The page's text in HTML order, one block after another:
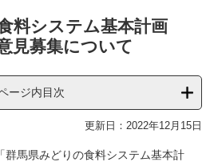
料システム基本計画
見募集について
ージ内目次
更新日：2022年12月15日
馬県みどりの食料システム基本計